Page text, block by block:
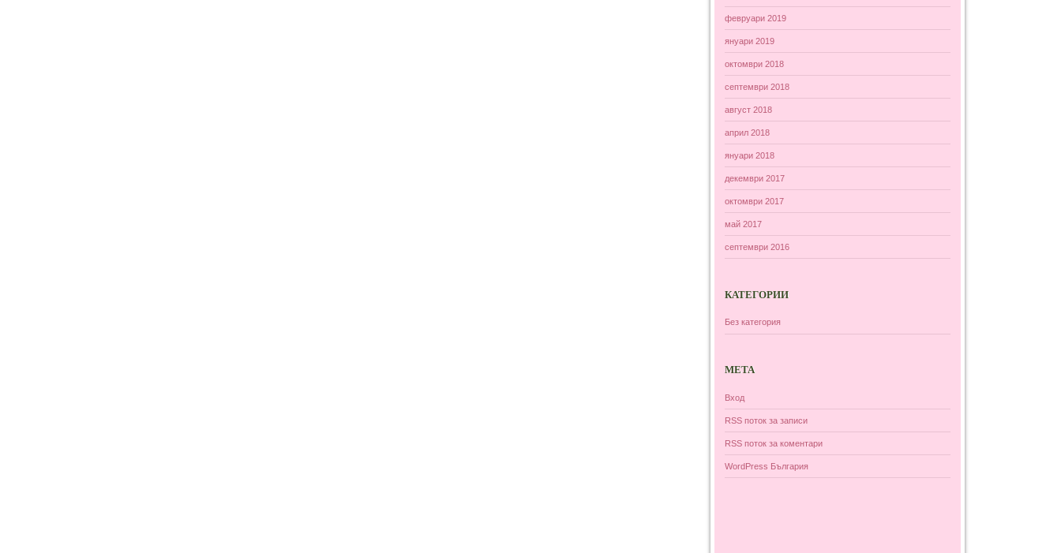
февруари 2019
януари 2019
октомври 2018
септември 2018
август 2018
април 2018
януари 2018
декември 2017
октомври 2017
май 2017
септември 2016
КАТЕГОРИИ
Без категория
МЕТА
Вход
RSS поток за записи
RSS поток за коментари
WordPress България